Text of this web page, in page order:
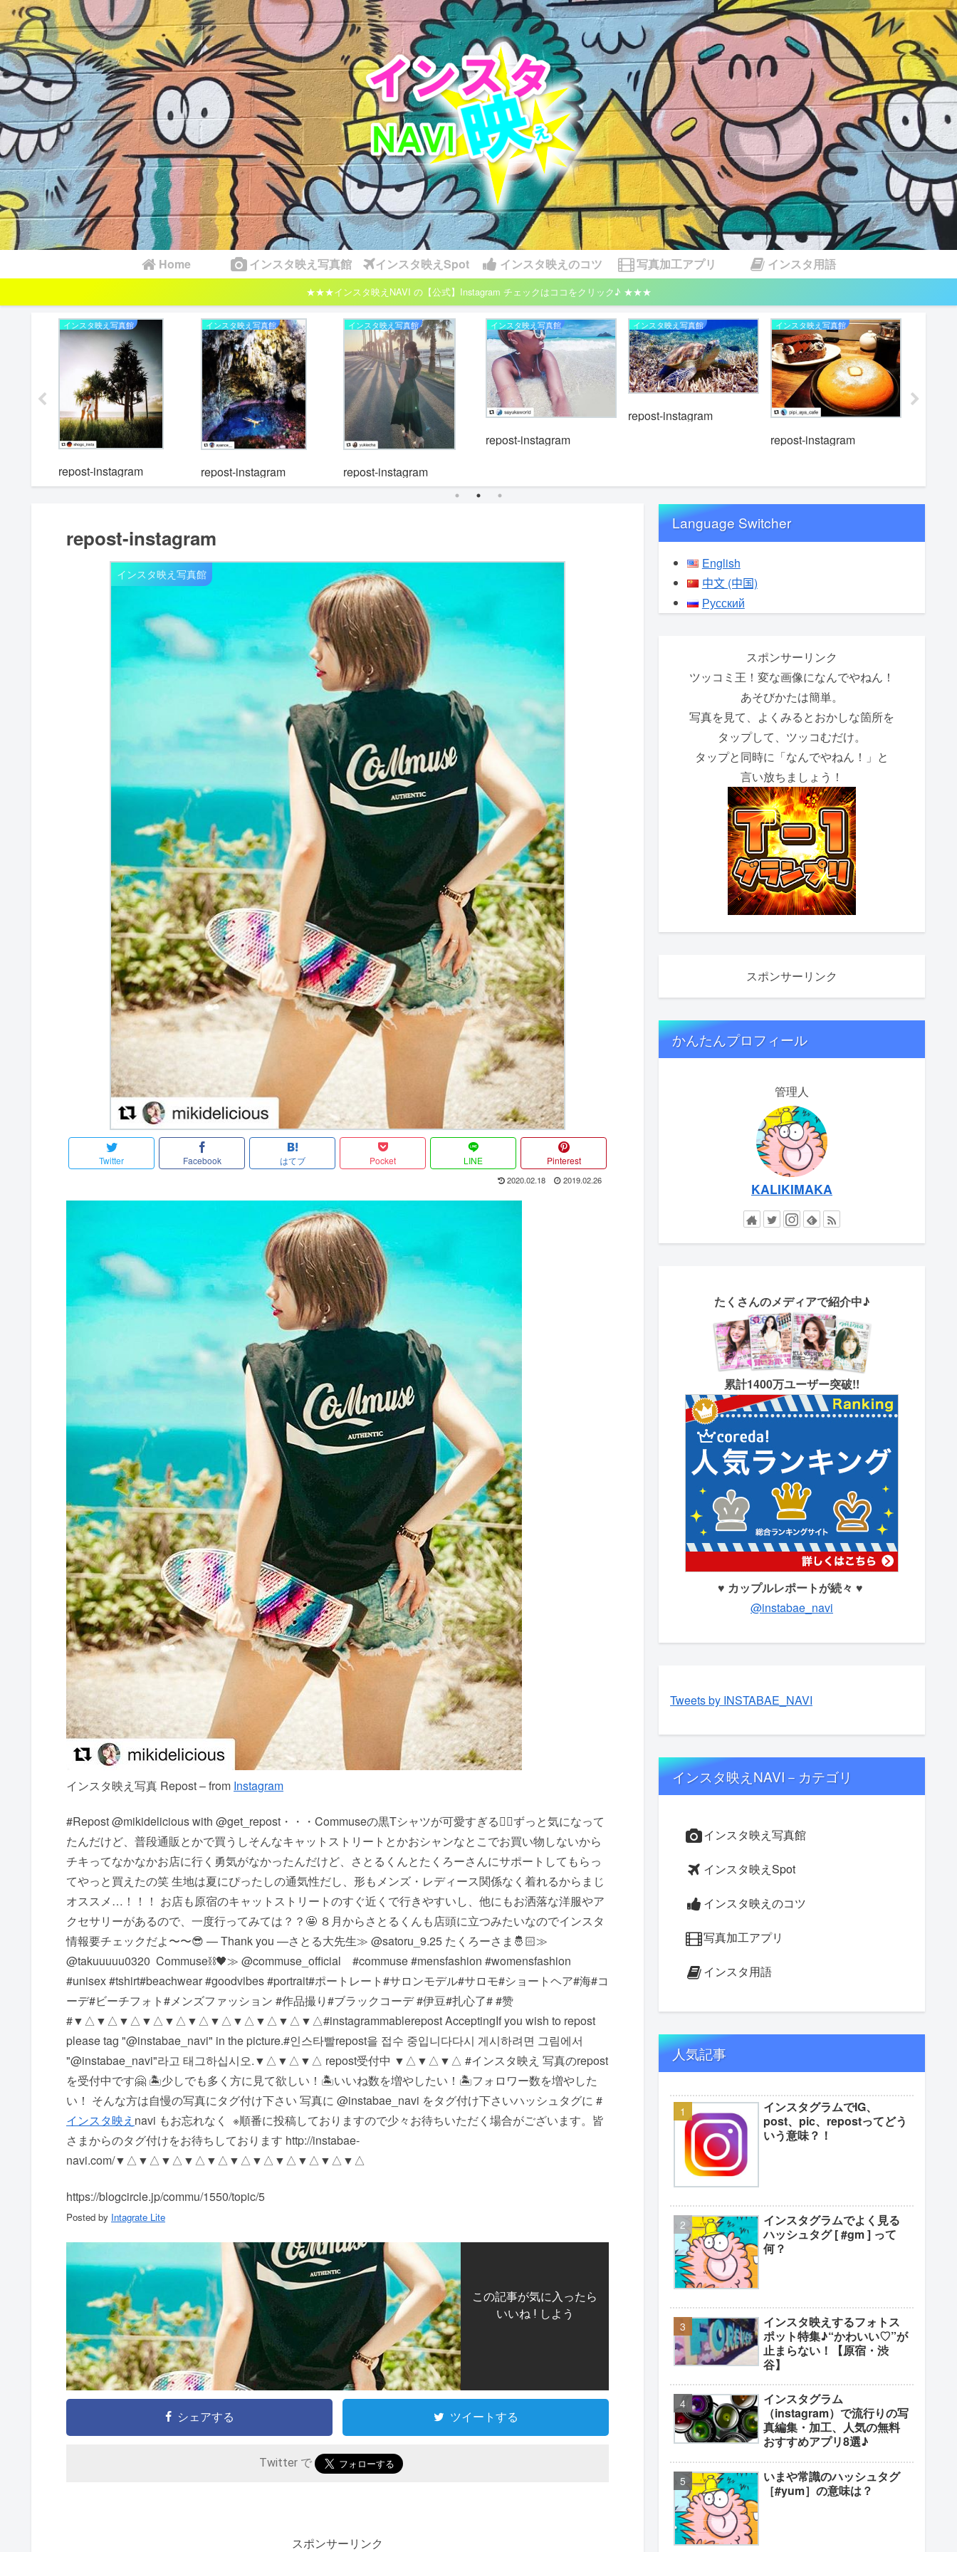
Home インスタ映え写真館 インスタ映えSpot インスタ映えのコツ 写真加工アプリ インスタ用語
★★★インスタ映えNAVI の【公式】Instagram チェックはココをクリック♪ ★★★
インスタ映え写真館
repost-instagram
インスタ映え写真館
repost-instagram
インスタ映え写真館
repost-instagram
インスタ映え写真館
repost-instagram
インスタ映え写真館
repost-instagram
インスタ映え写真館
repost-instagram
repost-instagram
インスタ映え写真館
Twitter Facebook はてブ Pocket LINE Pinterest
2020.02.18 2019.02.26
インスタ映え写真 Repost – from Instagram
#Repost @mikidelicious with @get_repost・・・Commuseの黒Tシャツが可愛すぎる🤦‍♀️ずっと気になって
たんだけど、普段通販とかで買うしそんなキャットストリートとかおシャンなとこでお買い物しないから
チキってなかなかお店に行く勇気がなかったんだけど、さとるくんとたくろーさんにサポートしてもらっ
てやっと買えたの️笑ㅤ ㅤ生地は夏にぴったしの通気性だし、形もメンズ・レディース関係なく着れるからまじ
オススメ…！！！ㅤ ㅤお店も原宿のキャットストリートのすぐ近くで行きやすいし、他にもお洒落な洋服やア
クセサリーがあるので、一度行ってみては？？🤩ㅤ ㅤ８月からさとるくんも店頭に立つみたいなのでインスタ
情報要チェックだよ〜〜😎ㅤ ㅤ— Thank you —さとる大先生‍≫ @satoru_9.25 たくろーさま🤴🏻≫
@takuuuuu0320 ㅤ ㅤCommuse⛓🖤≫ @commuse_official ㅤ ㅤㅤ ㅤㅤ ㅤ#commuse #mensfashion #womensfashion
#unisex #tshirt#beachwear #goodvibes #portrait#ポートレート#サロンモデル#サロモ#ショートヘア#海#コ
ーデ#ビーチフォト#メンズファッション #作品撮り#ブラックコーデ #伊豆#扎心了# #赞
# ▼△▼△▼△▼△▼△▼△▼△▼△▼△▼△▼△ #instagrammable repost Accepting If you wish to repost
please tag "@instabae_navi" in the picture. #인스타빨 repost을 접수 중입니다 다시 게시하려면 그림에서
"@instabae_navi"라고 태그하십시오. ▼△▼△▼△ repost受付中 ▼△▼△▼△ #インスタ映え 写真のrepost
を受付中です🤗 🏝少しでも多く方に見て欲しい！ 🏝いいね数を増やしたい！ 🏝フォロワー数を増やした
い！ そんな方は自慢の写真にタグ付け下さい 写真に @instabae_navi をタグ付け下さい️ ハッシュタグに #
インスタ映え navi もお忘れなく ️ ※順番に投稿しておりますので少々お待ちいただく場合がございます。 皆
さまからのタグ付けをお待ちしております http://instabae-
navi.com/ ▼△▼△▼△▼△▼△▼△▼△▼△▼△▼△▼△
https://blogcircle.jp/commu/1550/topic/5
Posted by Intagrate Lite
この記事が気に入ったら
いいね ! しよう
シェアする ツイートする
Twitter で
スポンサーリンク
Language Switcher
English
中文 (中国)
Русский
スポンサーリンク
ツッコミ王！変な画像になんでやねん！
あそびかたは簡単。
写真を見て、よくみるとおかしな箇所を
タップして、ツッコむだけ。
タップと同時に「なんでやねん！」と
言い放ちましょう！
スポンサーリンク
かんたんプロフィール
管理人
KALIKIMAKA
たくさんのメディアで紹介中♪
累計1400万ユーザー突破!!
♥ カップルレポートが続々 ♥
@instabae_navi
Tweets by INSTABAE_NAVI
インスタ映えNAVI－カテゴリ
インスタ映え写真館
インスタ映えSpot
インスタ映えのコツ
写真加工アプリ
インスタ用語
人気記事
インスタグラムでIG、
post、pic、repostってどう
いう意味？！
インスタグラムでよく見る
ハッシュタグ [ #gm ] って
何？
インスタ映えするフォトス
ポット特集♪“かわいい♡”が
止まらない！【原宿・渋
谷】
インスタグラム
（instagram）で流行りの写
真編集・加工、人気の無料
おすすめアプリ8選♪
いまや常識のハッシュタグ
［#yum］の意味は？